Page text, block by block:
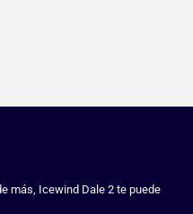
más, Icewind Dale 2 te puede